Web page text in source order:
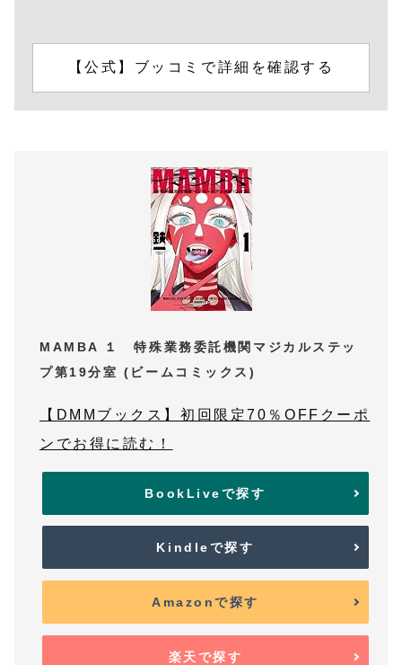
【公式】ブッコミで詳細を確認する
MAMBA １ 特殊業務委託機関マジカルステッ
プ第19分室 (ビームコミックス)
【DMMブックス】初回限定70％OFFクーポ
ンでお得に読む！
BookLiveで探す
Kindleで探す
Amazonで探す
楽天で探す